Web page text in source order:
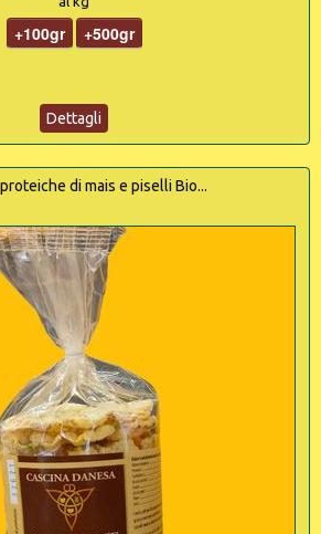
+100gr +500gr
Dettagli
di mais e piselli Bio...